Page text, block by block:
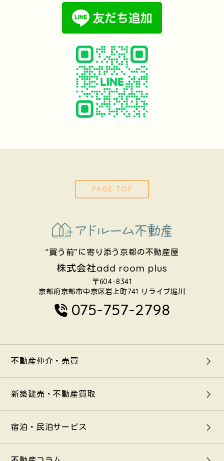
PAGE TOP
“買う前”に寄り添う京都の不動産屋
株式会社add room plus
〒604-8341
京都府京都市中京区岩上町741 リライブ堀川
075-757-2798
不動産仲介・売買
新築建売・不動産買取
宿泊・民泊サービス